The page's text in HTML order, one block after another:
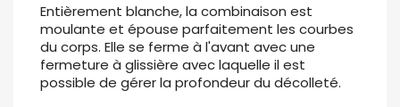
Entièrement blanche, la combinaison est
moulante et épouse parfaitement les courbes
du corps. Elle se ferme à l'avant avec une
fermeture à glissière avec laquelle il est
possible de gérer la profondeur du décolleté.